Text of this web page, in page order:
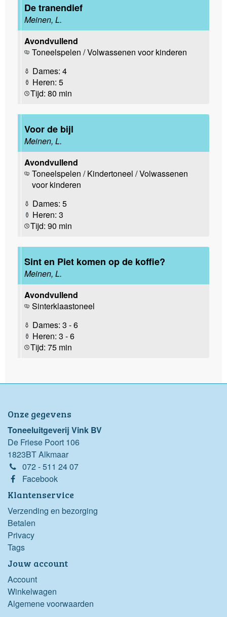
De tranendief
Meinen, L.
Avondvullend
Toneelspelen / Volwassenen voor kinderen
Dames: 4
Heren: 5
Tijd: 80 min
Voor de bijl
Meinen, L.
Avondvullend
Toneelspelen / Kindertoneel / Volwassenen
voor kinderen
Dames: 5
Heren: 3
Tijd: 90 min
Sint en Piet komen op de koffie?
Meinen, L.
Avondvullend
Sinterklaastoneel
Dames: 3 - 6
Heren: 3 - 6
Tijd: 75 min
Onze gegevens
Toneeluitgeverij Vink BV
De Friese Poort 106
1823BT Alkmaar
072 - 511 24 07
Facebook
Klantenservice
Verzending en bezorging
Betalen
Privacy
Tags
Jouw account
Account
Winkelwagen
Algemene voorwaarden